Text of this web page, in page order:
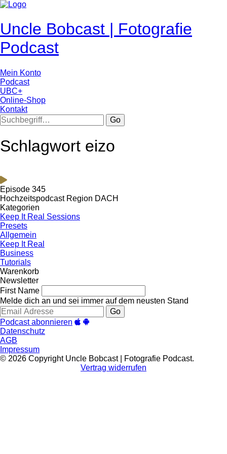
Uncle Bobcast | Fotografie
Podcast
Mein Konto
Podcast
UBC+
Online-Shop
Kontakt
Go
Schlagwort eizo
Episode 345
Hochzeitspodcast Region DACH
Kategorien
Keep It Real Sessions
Presets
Allgemein
Keep It Real
Business
Tutorials
Warenkorb
Newsletter
First Name
Melde dich an und sei immer auf dem neusten Stand
Go
Podcast abonnieren
Datenschutz
AGB
Impressum
© 2026 Copyright Uncle Bobcast | Fotografie Podcast.
Vertrag widerrufen